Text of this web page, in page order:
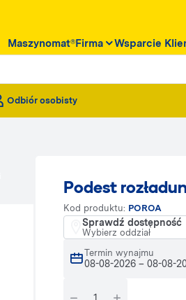
Maszynomat®Firma Wsparcie
Odbiór osobisty
Podest
Kod produktu: POROA
Sprawdź dostępność
Wybierz oddział
Termin wynajmu
08-08-2026 – 08-08-